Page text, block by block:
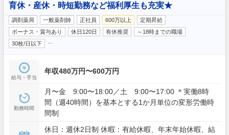
育休・産休・時短勤務など福利厚生も充実★
調剤薬局 一般薬剤師 正社員 600万以上
定期昇給
ボーナス・賞与あり
休日120日 有休推奨
～18時までの職場
30枚/日以下
給与・手当
年収480万円〜600万円
勤務時間
月〜金 9:00〜18:00／土 9:00〜17:00 ＊実働8時
間（週40時間）を基本とする1か月単位の変形労働時
間制
休日：週休2日制 休暇：有給休暇、年末年始休暇、結